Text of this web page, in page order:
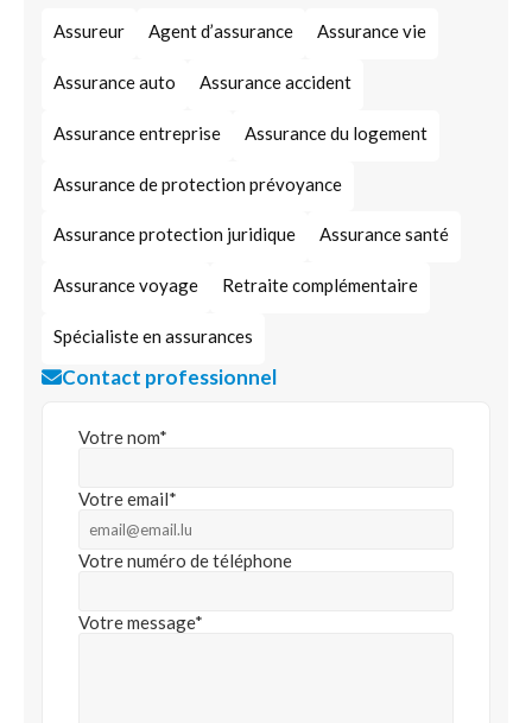
Assureur Agent d’assurance Assurance vie
Assurance auto Assurance accident
Assurance entreprise Assurance du logement
Assurance de protection prévoyance
Assurance protection juridique Assurance santé
Assurance voyage Retraite complémentaire
Spécialiste en assurances
Contact professionnel
Votre nom*
Votre email*
Votre numéro de téléphone
Votre message*